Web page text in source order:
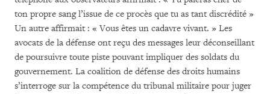
ton propre sang l’issue de ce procès que tu as tant discrédité »
Un autre affirmait : « Vous êtes un cadavre vivant. » Les
avocats de la défense ont reçu des messages leur déconseillant
de poursuivre toute piste pouvant impliquer des soldats du
gouvernement. La coalition de défense des droits humains
s’interroge sur la compétence du tribunal militaire pour juger